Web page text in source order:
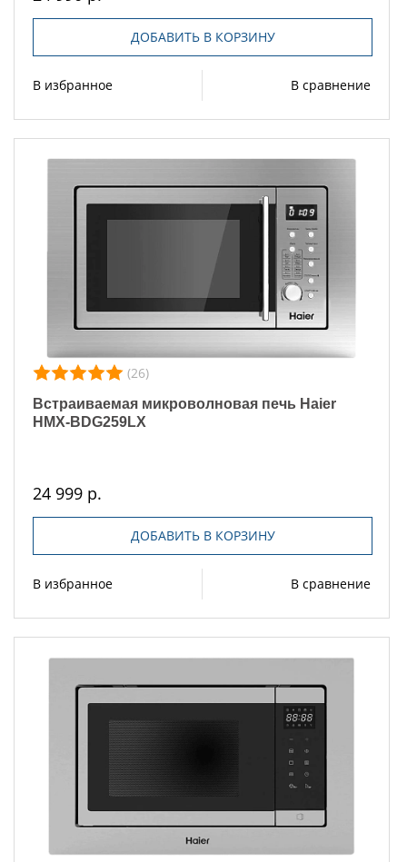
ДОБАВИТЬ В КОРЗИНУ
В избранное В сравнение
(26)
Встраиваемая микроволновая печь Haier
HMX-BDG259LX
24 999 р.
ДОБАВИТЬ В КОРЗИНУ
В избранное В сравнение